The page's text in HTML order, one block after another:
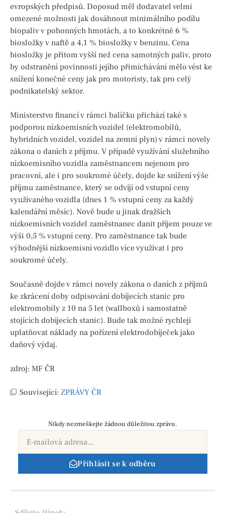
evropských předpisů. Doposud měl dodavatel velmi
omezené možnosti jak dosáhnout minimálního podílu
biopaliv v pohonných hmotách, a to konkrétně 6 %
biosložky v naftě a 4,1 % biosložky v benzinu. Cena
biosložky je přitom vyšší než cena samotných paliv, proto
by odstranění povinnosti jejího přimíchávání mělo vést ke
snížení konečné ceny jak pro motoristy, tak pro celý
podnikatelský sektor.
Ministerstvo financí v rámci balíčku přichází také s
podporou nízkoemisních vozidel (elektromobilů,
hybridních vozidel, vozidel na zemní plyn) v rámci novely
zákona o daních z příjmu. V případě využívání služebního
nízkoemisního vozidla zaměstnancem nejenom pro
pracovní, ale i pro soukromé účely, dojde ke snížení výše
příjmu zaměstnance, který se odvíjí od vstupní ceny
využívaného vozidla (dnes 1 % vstupní ceny za každý
kalendářní měsíc). Nově bude u jinak dražších
nízkoemisních vozidel zaměstnanec danit příjem pouze ve
výši 0,5 % vstupní ceny. Pro zaměstnance tak bude
výhodnější nízkoemisní vozidlo více využívat i pro
soukromé účely.
Současně dojde v rámci novely zákona o daních z příjmů
ke zkrácení doby odpisování dobíjecích stanic pro
elektromobily z 10 na 5 let (wallboxů i samostatně
stojících dobíjecích stanic). Bude tak možné rychleji
uplatňovat náklady na pořízení elektrodobíječek jako
daňový výdaj.
zdroj: MF ČR
Související: ZPRÁVY ČR
Nikdy nezmeškejte žádnou důležitou zprávu.
Přihlásit se k odběru